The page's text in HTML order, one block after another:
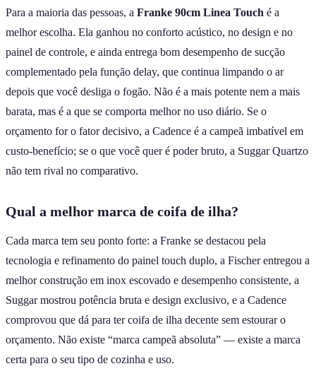
Para a maioria das pessoas, a Franke 90cm Linea Touch é a
melhor escolha. Ela ganhou no conforto acústico, no design e no
painel de controle, e ainda entrega bom desempenho de sucção
complementado pela função delay, que continua limpando o ar
depois que você desliga o fogão. Não é a mais potente nem a mais
barata, mas é a que se comporta melhor no uso diário. Se o
orçamento for o fator decisivo, a Cadence é a campeã imbatível em
custo-benefício; se o que você quer é poder bruto, a Suggar Quartzo
não tem rival no comparativo.
Qual a melhor marca de coifa de ilha?
Cada marca tem seu ponto forte: a Franke se destacou pela
tecnologia e refinamento do painel touch duplo, a Fischer entregou a
melhor construção em inox escovado e desempenho consistente, a
Suggar mostrou potência bruta e design exclusivo, e a Cadence
comprovou que dá para ter coifa de ilha decente sem estourar o
orçamento. Não existe “marca campeã absoluta” — existe a marca
certa para o seu tipo de cozinha e uso.